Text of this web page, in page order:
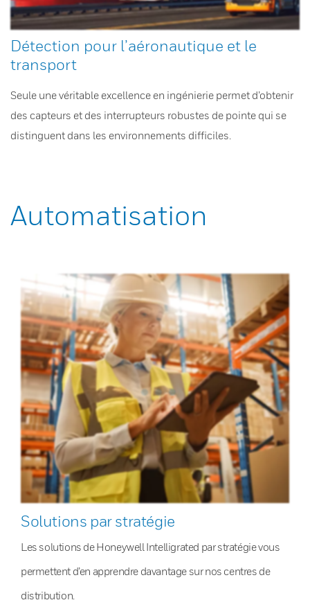
Détection pour l’aéronautique et le
transport
Seule une véritable excellence en ingénierie permet d’obtenir
des capteurs et des interrupteurs robustes de pointe qui se
distinguent dans les environnements difficiles.
Automatisation
Solutions par stratégie
Les solutions de Honeywell Intelligrated par stratégie vous
permettent d’en apprendre davantage sur nos centres de
distribution.